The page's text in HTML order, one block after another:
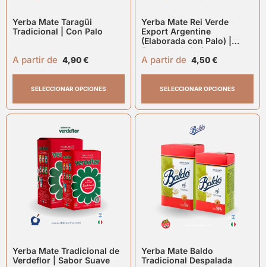
Yerba Mate Taragüi
Tradicional | Con Palo
A partir de 4,90€
SELECCIONAR OPCIONES
Yerba Mate Rei Verde
Export Argentine
(Elaborada con Palo) |
Formato de hojas gruesas
y sabor encorpado
A partir de 4,50€
SELECCIONAR OPCIONES
Yerba Mate Tradicional de
Verdeflor | Sabor Suave
Yerba Mate Baldo
Tradicional Despalada